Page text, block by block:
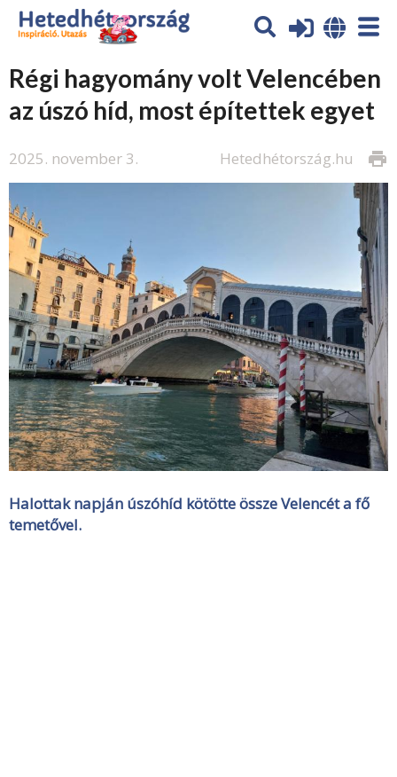
Régi hagyomány volt Velencében
az úszó híd, most építettek egyet
2025. november 3. print
Hetedhétország.hu
Halottak napján úszóhíd kötötte össze Velencét a fő
temetővel.